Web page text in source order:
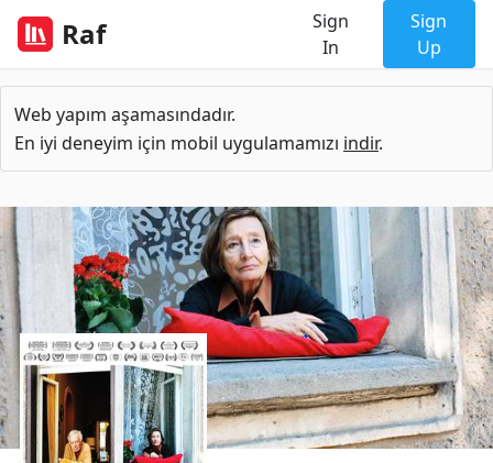
Raf
Sign
In
Sign
Up
Web yapım aşamasındadır.
En iyi deneyim için mobil uygulamamızı indir.